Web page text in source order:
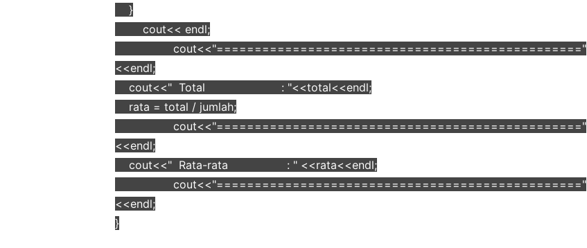
}
cout<< endl;
cout<<"================================================"
<<endl;
cout<<" Total : "<<total<<endl;
rata = total / jumlah;
cout<<"================================================"
<<endl;
cout<<" Rata-rata : " <<rata<<endl;
cout<<"================================================"
<<endl;
}